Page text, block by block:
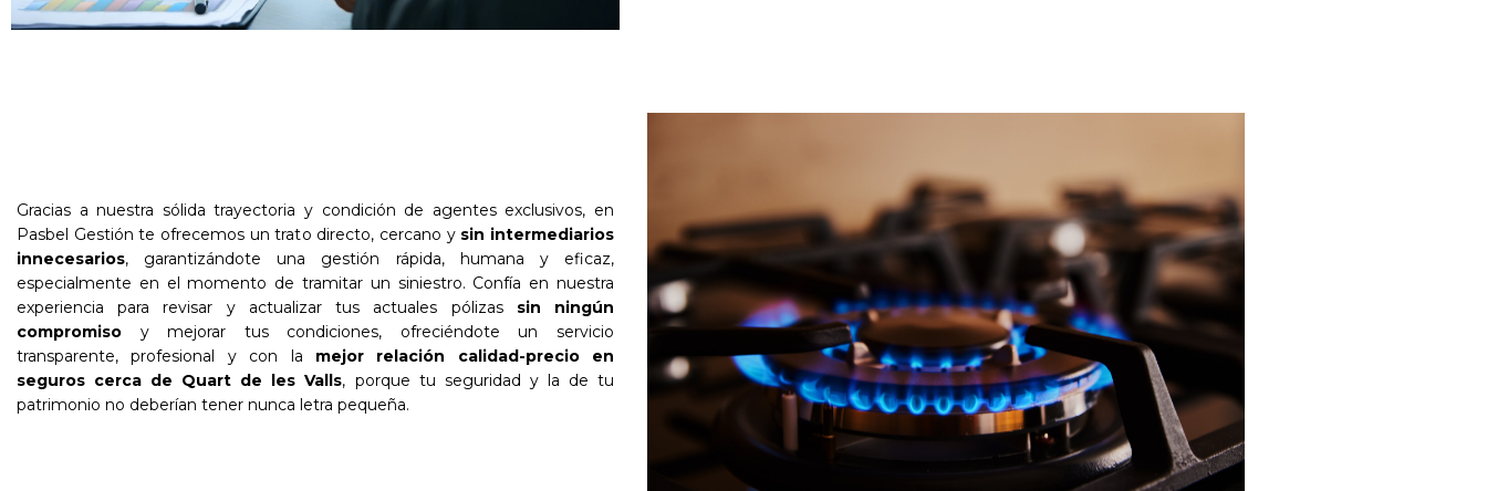
Gracias a nuestra sólida trayectoria y condición de agentes exclusivos, en
Pasbel Gestión te ofrecemos un trato directo, cercano y sin intermediarios
innecesarios, garantizándote una gestión rápida, humana y eficaz,
especialmente en el momento de tramitar un siniestro. Confía en nuestra
experiencia para revisar y actualizar tus actuales pólizas sin ningún
compromiso y mejorar tus condiciones, ofreciéndote un servicio
transparente, profesional y con la mejor relación calidad-precio en
seguros cerca de Quart de les Valls, porque tu seguridad y la de tu
patrimonio no deberían tener nunca letra pequeña.